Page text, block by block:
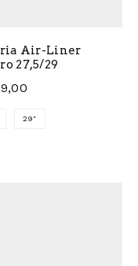
Air-Liner
27,5/29
29"